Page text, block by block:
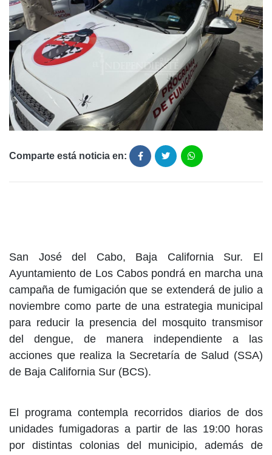
Comparte está noticia en:
San José del Cabo, Baja California Sur. El
Ayuntamiento de Los Cabos pondrá en marcha una
campaña de fumigación que se extenderá de julio a
noviembre como parte de una estrategia municipal
para reducir la presencia del mosquito transmisor
del dengue, de manera independiente a las
acciones que realiza la Secretaría de Salud (SSA)
de Baja California Sur (BCS).
El programa contempla recorridos diarios de dos
unidades fumigadoras a partir de las 19:00 horas
por distintas colonias del municipio, además de